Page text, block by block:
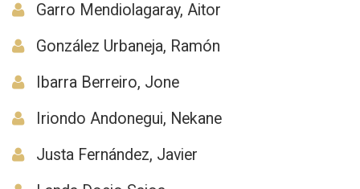
Garro Mendiolagaray, Aitor
González Urbaneja, Ramón
Ibarra Berreiro, Jone
Iriondo Andonegui, Nekane
Justa Fernández, Javier